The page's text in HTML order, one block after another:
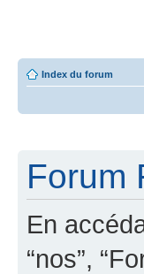
Index du forum
Forum
En
“nos”,